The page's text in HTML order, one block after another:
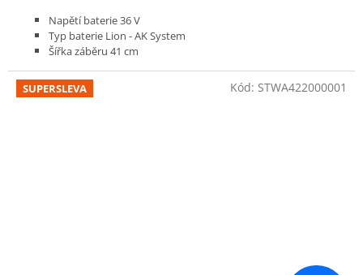
Napětí baterie 36 V
Typ baterie Lion - AK System
Šířka záběru 41 cm
Podvozek plast
Koš plastový 52 l
SUPERSLEVA Kód: STWA422000001